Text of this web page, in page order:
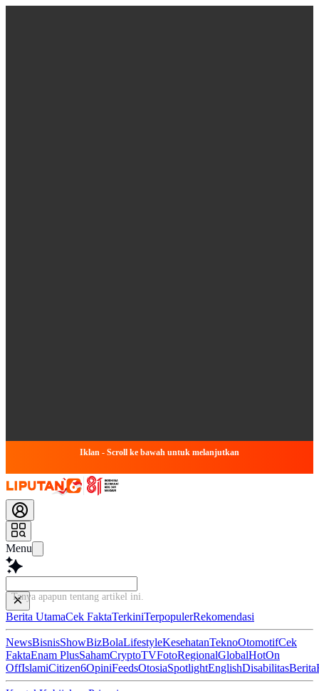
Iklan - Scroll ke bawah untuk melanjutkan
Menu
Tanya apapun tentang artikel
Berita UtamaCek FaktaTerkiniTerpopulerRekomendasi
NewsBisnisShowBizBolaLifestyleKesehatanTeknoOtomotifCek
FaktaEnam PlusSahamCryptoTVFotoRegionalGlobalHotOn
OffIslamiCitizen6OpiniFeedsOtosiaSpotlightEnglishDisabilitasBerita